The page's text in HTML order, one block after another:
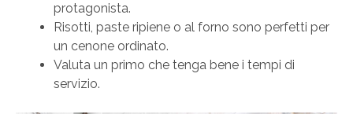
protagonista.
Risotti, paste ripiene o al forno sono perfetti per
un cenone ordinato.
Valuta un primo che tenga bene i tempi di
servizio.